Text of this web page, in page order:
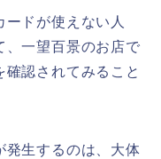
ドが使えない人
、一望百景のお店で
認されてみること
発生するのは、大体